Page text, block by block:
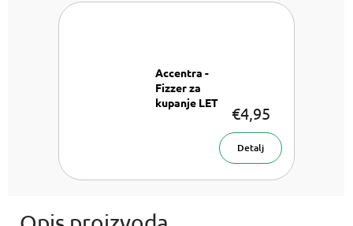
Accentra -
Fizzer za
kupanje LET
kupanje 150
€4,95
Detalj